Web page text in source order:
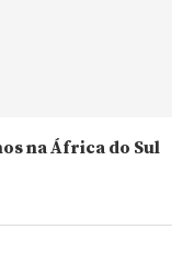
na África do Sul